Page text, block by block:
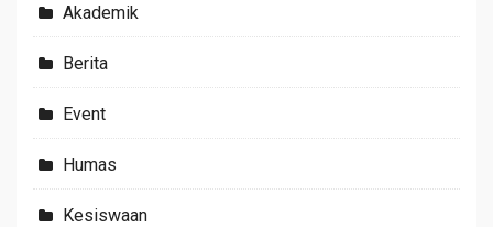
Akademik
Berita
Event
Humas
Kesiswaan